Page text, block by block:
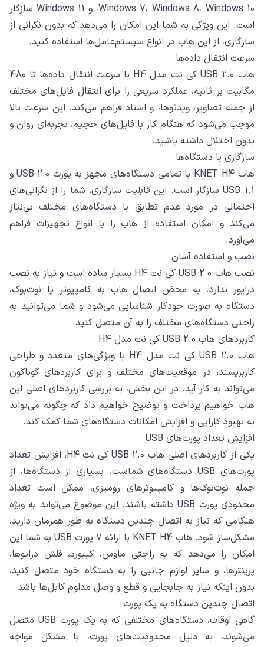
Windows 7، Windows 8، Windows 10، و Windows 11 سازگار
است. این ویژگی به شما این امکان را می‌دهد که بدون نگرانی از
سازگاری، از این هاب در انواع سیستم‌عامل‌ها استفاده کنید.
سرعت انتقال داده‌ها
هاب USB 2.0 کی نت مدل H4 با سرعت انتقال داده‌ها تا 480
مگابیت بر ثانیه، عملکرد سریعی را برای انتقال فایل‌های مختلف
از جمله تصاویر، ویدئوها، و اسناد فراهم می‌کند. این سرعت بالا
موجب می‌شود که هنگام کار با فایل‌های حجیم، تجربه‌ای روان و
بدون اختلال داشته باشید.
سازگاری با دستگاه‌ها
هاب KNET H4 با تمامی دستگاه‌های مجهز به پورت USB 2.0 و
USB 1.1 سازگار است. این قابلیت سازگاری، شما را از نگرانی‌های
احتمالی در مورد عدم تطابق با دستگاه‌های مختلف بی‌نیاز
می‌کند و امکان استفاده از هاب را با انواع تجهیزات فراهم
می‌آورد.
نصب و استفاده آسان
نصب هاب USB 2.0 کی نت H4 بسیار ساده است و نیاز به نصب
درایور ندارد. به محض اتصال هاب به کامپیوتر یا نوت‌بوک،
دستگاه به صورت خودکار شناسایی می‌شود و شما می‌توانید به
راحتی دستگاه‌های مختلف را به آن متصل کنید.
کاربردهای هاب USB 2.0 کی نت مدل H4
هاب USB 2.0 کی نت مدل H4 با ویژگی‌های متعدد و طراحی
کاربرپسند، در موقعیت‌های مختلف و برای کاربردهای گوناگون
می‌تواند به کار آید. در این بخش، به بررسی کاربردهای اصلی این
هاب خواهیم پرداخت و توضیح خواهیم داد که چگونه می‌تواند
به بهبود کارایی و افزایش امکانات دستگاه‌های شما کمک کند.
افزایش تعداد پورت‌های USB
یکی از کاربردهای اصلی هاب USB 2.0 کی نت H4، افزایش تعداد
پورت‌های USB دستگاه‌های شماست. بسیاری از دستگاه‌ها، از
جمله نوت‌بوک‌ها و کامپیوترهای رومیزی، ممکن است تعداد
محدودی پورت USB داشته باشند. این موضوع می‌تواند به ویژه
هنگامی که نیاز به اتصال چندین دستگاه به طور همزمان دارید،
مشکل‌ساز شود. هاب KNET H4 با ارائه 7 پورت USB به شما این
امکان را می‌دهد که به راحتی ماوس، کیبورد، فلش درایوها،
پرینترها، و سایر لوازم جانبی را به دستگاه خود متصل کنید،
بدون اینکه نیاز به جابجایی و قطع و وصل مداوم کابل‌ها باشد.
اتصال چندین دستگاه به یک پورت
گاهی اوقات، دستگاه‌های مختلفی که به یک پورت USB متصل
می‌شوند، به دلیل محدودیت‌های پورت، با مشکل مواجه